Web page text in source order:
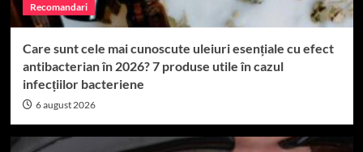
Recomandari
Care sunt cele mai cunoscute uleiuri esențiale cu efect
antibacterian în 2026? 7 produse utile în cazul
infecțiilor bacteriene
6 august 2026